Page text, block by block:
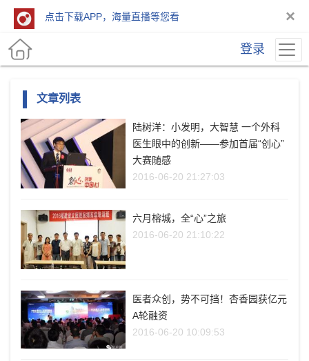
点击下载APP，海量直播等您看 ×
登录
文章列表
陆树洋：小发明，大智慧 一个外科
医生眼中的创新——参加首届“创心”
大赛随感
2016-06-20 21:27:03
六月榕城，全“心”之旅
2016-06-20 21:10:22
医者众创，势不可挡！杏香园获亿元
A轮融资
2016-06-20 10:09:53